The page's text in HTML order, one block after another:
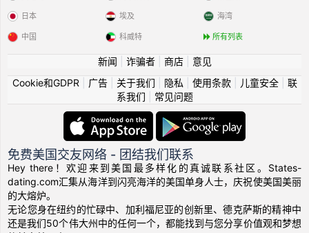
日本
中国
埃及
科威特
海湾
所有列表
新闻 诈骗者| 商店| 意见
Cookie和GDPR
广告| 关于我们 隐私 使用条款| 儿童安全| 联
系我们
常见问题
免费美国交友网络 - 团结我们联系
Hey there！欢迎来到美国最多样化的真诚联系社区。States-
dating.com汇集从海洋到闪亮海洋的美国单身人士，庆祝使美国美丽
的大熔炉。
无论您身在纽约的忙碌中、加利福尼亚的创新里、德克萨斯的精神中
还是我们50个伟大州中的任何一个，都能找到与您分享价值观和梦想